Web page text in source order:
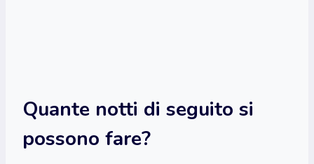
Quante notti di seguito si
possono fare?